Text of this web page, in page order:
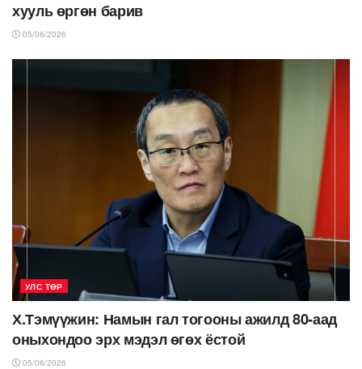
хууль өргөн барив
05/06/2026
УЛС ТӨР
Х.Тэмүүжин: Намын гал тогооны ажилд 80-аад
оныхондоо эрх мэдэл өгөх ёстой
05/06/2026